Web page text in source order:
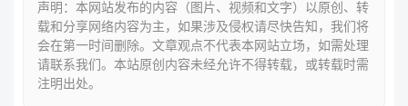
声明：本网站发布的内容（图片、视频和文字）以原创、转
载和分享网络内容为主，如果涉及侵权请尽快告知，我们将
会在第一时间删除。文章观点不代表本网站立场，如需处理
请联系我们。本站原创内容未经允许不得转载，或转载时需
注明出处。